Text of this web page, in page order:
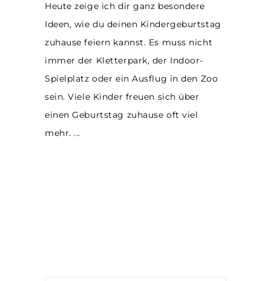
Heute zeige ich dir ganz besondere
Ideen, wie du deinen Kindergeburtstag
zuhause feiern kannst. Es muss nicht
immer der Kletterpark, der Indoor-
Spielplatz oder ein Ausflug in den Zoo
sein. Viele Kinder freuen sich über
einen Geburtstag zuhause oft viel
mehr.